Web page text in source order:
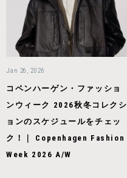
Jan 26, 2026
コペンハーゲン・ファッショ
ンウィーク 2026秋冬コレクシ
ョンのスケジュールをチェッ
ク！｜ Copenhagen Fashion
Week 2026 A/W